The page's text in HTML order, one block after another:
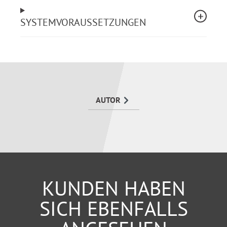
Fallmanagement
SYSTEMVORAUSSETZUNGEN
AUTOR
KUNDEN HABEN
SICH EBENFALLS